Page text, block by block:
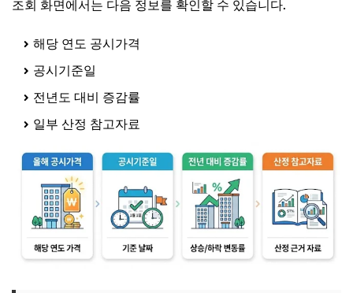
조회 화면에서는 다음 정보를 확인할 수 있습니다.
해당 연도 공시가격
공시기준일
전년도 대비 증감률
일부 산정 참고자료